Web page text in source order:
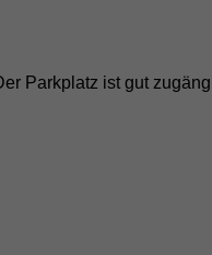
Parkplatz ist gut